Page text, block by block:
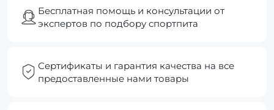
Бесплатная помощь и консультации от
экспертов по подбору спортпита
Сертификаты и гарантия качества на все
предоставленные нами товары